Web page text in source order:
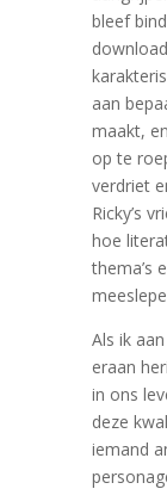
bleef
aan
maakt,
op te
verdriet
Ricky’s
hoe
thema’s
Als ik
eraan
in ons
deze
iemand